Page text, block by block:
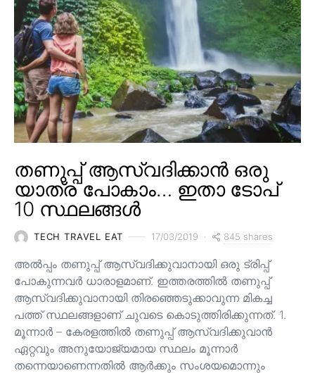
തണുപ്പ് ആസ്വദിക്കാൻ ഒരു
യാത്ര പോകാം… ഇതാ ടോപ്
10 സ്ഥലങ്ങൾ
TECH TRAVEL EAT 17/03/2019 845 shares
അൽപ്പം തണുപ്പ് ആസ്വദിക്കുവാനായി ഒരു ട്രിപ്പ്
പോകുന്നവർ ധാരാളമാണ്. ഇത്തരത്തിൽ തണുപ്പ്
ആസ്വദിക്കുവാനായി തിരഞ്ഞെടുക്കാവുന്ന മികച്ച
പത്ത് സ്ഥലങ്ങളാണ് ചുവടെ കൊടുത്തിരിക്കുന്നത്. 1.
മൂന്നാർ – കേരളത്തിൽ തണുപ്പ് ആസ്വദിക്കുവാൻ
ഏറ്റവും അനുയോജ്യമായ സ്ഥലം മൂന്നാർ
തന്നെയാണെന്നതിൽ ആർക്കും സംശയമൊന്നും